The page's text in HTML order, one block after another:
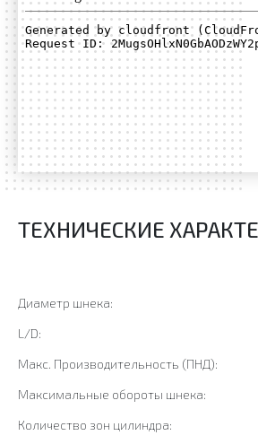
ТЕХНИЧЕСКИЕ
Диаметр шнека:
L/D:
Макс. Производительность (ПНД):
Максимальные обороты шнека:
Количество зон цилиндра: